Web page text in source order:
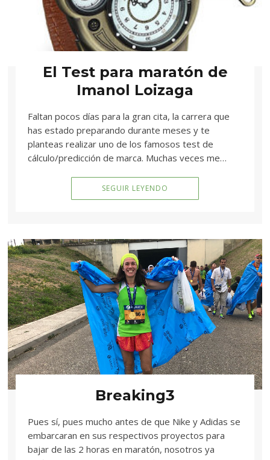
El Test para maratón de
Imanol Loizaga
Faltan pocos días para la gran cita, la carrera que
has estado preparando durante meses y te
planteas realizar uno de los famosos test de
cálculo/predicción de marca. Muchas veces me…
SEGUIR LEYENDO
Breaking3
Pues sí, pues mucho antes de que Nike y Adidas se
embarcaran en sus respectivos proyectos para
bajar de las 2 horas en maratón, nosotros ya